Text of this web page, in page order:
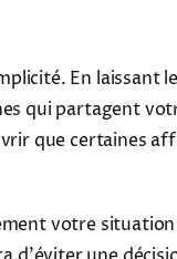
En
qui partagent
que certaines
votre